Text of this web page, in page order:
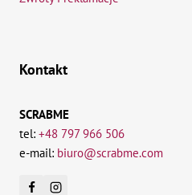
Kontakt
SCRABME
tel: +48 797 966 506
e-mail: biuro@scrabme.com